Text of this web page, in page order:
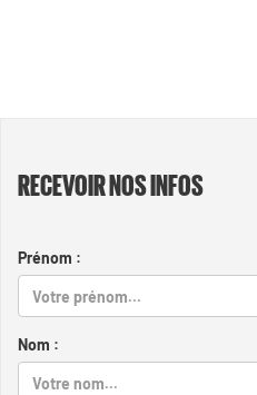
RECEVOIR NOS INFOS
Prénom :
Nom :